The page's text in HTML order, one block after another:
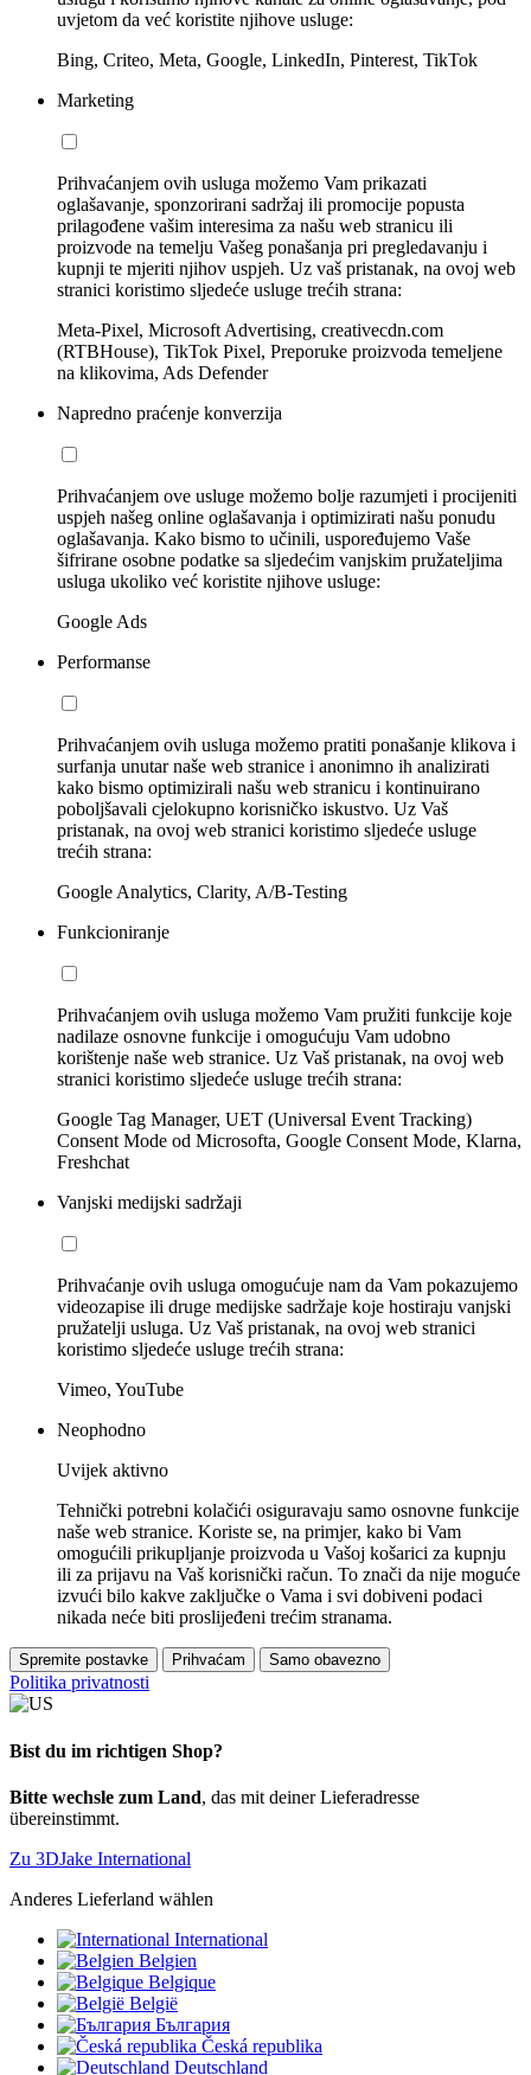
uvjetom da već koristite njihove usluge:
Bing, Criteo, Meta, Google, LinkedIn, Pinterest, TikTok
Marketing
Prihvaćanjem ovih usluga možemo Vam prikazati
oglašavanje, sponzorirani sadržaj ili promocije popusta
prilagođene vašim interesima za našu web stranicu ili
proizvode na temelju Vašeg ponašanja pri pregledavanju i
kupnji te mjeriti njihov uspjeh. Uz vaš pristanak, na ovoj web
stranici koristimo sljedeće usluge trećih strana:
Meta-Pixel, Microsoft Advertising, creativecdn.com
(RTBHouse), TikTok Pixel, Preporuke proizvoda temeljene
na klikovima, Ads Defender
Napredno praćenje konverzija
Prihvaćanjem ove usluge možemo bolje razumjeti i procijeniti
uspjeh našeg online oglašavanja i optimizirati našu ponudu
oglašavanja. Kako bismo to učinili, uspoređujemo Vaše
šifrirane osobne podatke sa sljedećim vanjskim pružateljima
usluga ukoliko već koristite njihove usluge:
Google Ads
Performanse
Prihvaćanjem ovih usluga možemo pratiti ponašanje klikova i
surfanja unutar naše web stranice i anonimno ih analizirati
kako bismo optimizirali našu web stranicu i kontinuirano
poboljšavali cjelokupno korisničko iskustvo. Uz Vaš
pristanak, na ovoj web stranici koristimo sljedeće usluge
trećih strana:
Google Analytics, Clarity, A/B-Testing
Funkcioniranje
Prihvaćanjem ovih usluga možemo Vam pružiti funkcije koje
nadilaze osnovne funkcije i omogućuju Vam udobno
korištenje naše web stranice. Uz Vaš pristanak, na ovoj web
stranici koristimo sljedeće usluge trećih strana:
Google Tag Manager, UET (Universal Event Tracking)
Consent Mode od Microsofta, Google Consent Mode, Klarna,
Freshchat
Vanjski medijski sadržaji
Prihvaćanje ovih usluga omogućuje nam da Vam pokazujemo
videozapise ili druge medijske sadržaje koje hostiraju vanjski
pružatelji usluga. Uz Vaš pristanak, na ovoj web stranici
koristimo sljedeće usluge trećih strana:
Vimeo, YouTube
Neophodno
Uvijek aktivno
Tehnički potrebni kolačići osiguravaju samo osnovne funkcije
naše web stranice. Koriste se, na primjer, kako bi Vam
omogućili prikupljanje proizvoda u Vašoj košarici za kupnju
ili za prijavu na Vaš korisnički račun. To znači da nije moguće
izvući bilo kakve zaključke o Vama i svi dobiveni podaci
nikada neće biti proslijeđeni trećim stranama.
Spremite postavke Prihvaćam Samo obavezno
Politika privatnosti
Bist du im richtigen Shop?
Bitte wechsle zum Land, das mit deiner Lieferadresse
übereinstimmt.
Zu 3DJake International
Anderes Lieferland wählen
International
Belgien
Belgique
België
България
Česká republika
Deutschland